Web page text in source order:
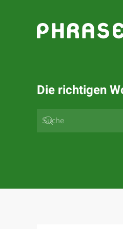
Zum Hauptinhalt springen
Die richtigen